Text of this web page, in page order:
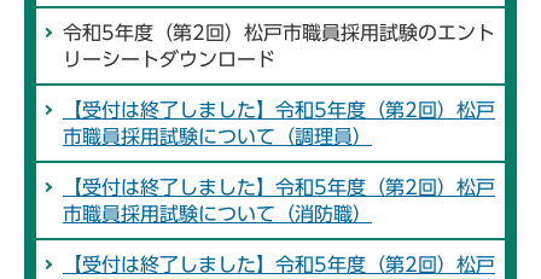
令和5年度（第2回）松戸市職員採用試験のエント
リーシートダウンロード
【受付は終了しました】令和5年度（第2回）松戸
市職員採用試験について（調理員）
【受付は終了しました】令和5年度（第2回）松戸
市職員採用試験について（消防職）
【受付は終了しました】令和5年度（第2回）松戸